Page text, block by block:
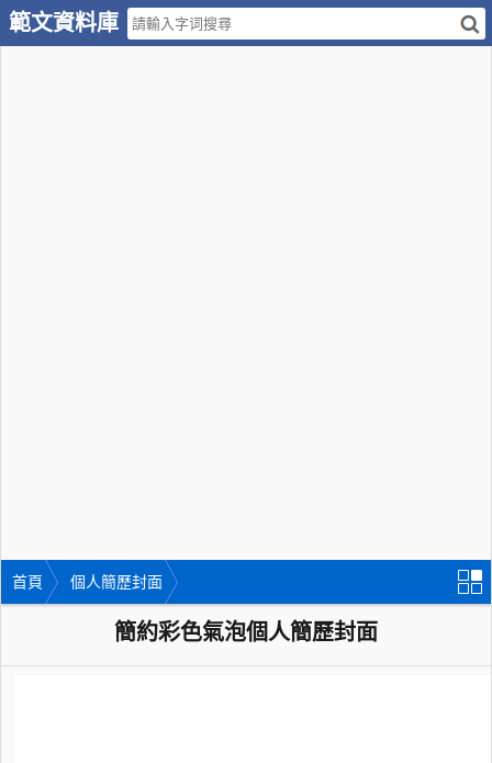
範文資料庫
首頁 個人簡歷封面
簡約彩色氣泡個人簡歷封面